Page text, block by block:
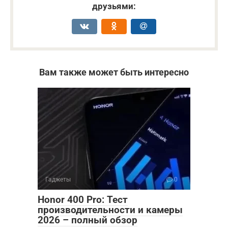
друзьями:
Вам также может быть интересно
Гаджеты 0
Honor 400 Pro: Тест
производительности и камеры
2026 – полный обзор